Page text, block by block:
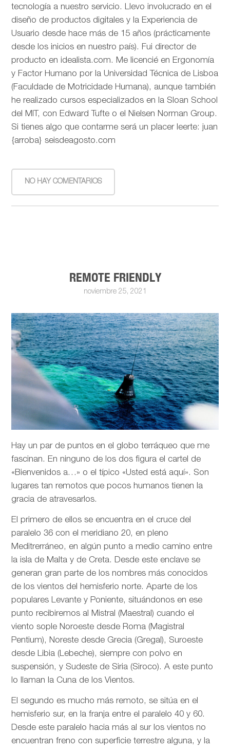
tecnología a nuestro servicio. Llevo involucrado en el
diseño de productos digitales y la Experiencia de
Usuario desde hace más de 15 años (prácticamente
desde los inicios en nuestro país). Fui director de
producto en idealista.com. Me licencié en Ergonomía
y Factor Humano por la Universidad Técnica de Lisboa
(Faculdade de Motricidade Humana), aunque también
he realizado cursos especializados en la Sloan School
del MIT, con Edward Tufte o el Nielsen Norman Group.
Si tienes algo que contarme será un placer leerte: juan
{arroba} seisdeagosto.com
NO HAY COMENTARIOS
REMOTE FRIENDLY
noviembre 25, 2021
Hay un par de puntos en el globo terráqueo que me
fascinan. En ninguno de los dos figura el cartel de
«Bienvenidos a…» o el típico «Usted está aquí». Son
lugares tan remotos que pocos humanos tienen la
gracia de atravesarlos.
El primero de ellos se encuentra en el cruce del
paralelo 36 con el meridiano 20, en pleno
Meditrerráneo, en algún punto a medio camino entre
la isla de Malta y de Creta. Desde este enclave se
generan gran parte de los nombres más conocidos
de los vientos del hemisferio norte. Aparte de los
populares Levante y Poniente, situándonos en ese
punto recibiremos al Mistral (Maestral) cuando el
viento sople Noroeste desde Roma (Magistral
Pentium), Noreste desde Grecia (Gregal), Suroeste
desde Libia (Lebeche), siempre con polvo en
suspensión, y Sudeste de Siria (Siroco). A este punto
lo llaman la Cuna de los Vientos.
El segundo es mucho más remoto, se sitúa en el
hemisferio sur, en la franja entre el paralelo 40 y 60.
Desde este paralelo hacia más al sur los vientos no
encuentran freno con superficie terrestre alguna, y la